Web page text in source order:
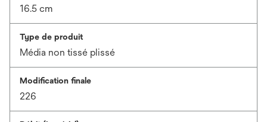
16.5 cm
Type de produit
Média non tissé plissé
Modification finale
226